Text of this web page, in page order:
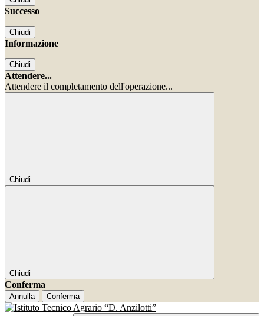
Successo
Chiudi
Informazione
Chiudi
Attendere...
Attendere il completamento dell'operazione...
Chiudi
Chiudi
Conferma
Annulla Conferma